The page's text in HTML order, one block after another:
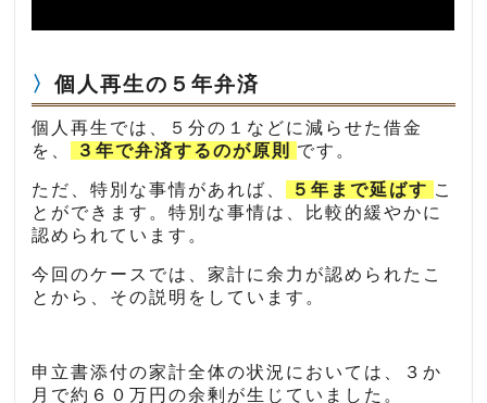
個人再生の５年弁済
個人再生では、５分の１などに減らせた借金
を、
３年で弁済するのが原則 です。
ただ、特別な事情があれば、 ５年まで延ばす こ
とができます。特別な事情は、比較的緩やかに
認められています。
今回のケースでは、家計に余力が認められたこ
とから、その説明をしています。
申立書添付の家計全体の状況においては、３か
月で約６０万円の余剰が生じていました。